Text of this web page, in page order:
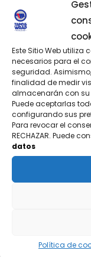
Este Sitio Web utiliza
necesarios para el
seguridad.
finalidad de medir
almacenarán con su
Puede aceptarlas
configurando sus
Para revocar el
RECHAZAR. Puede
datos
Política de
¿TIENES